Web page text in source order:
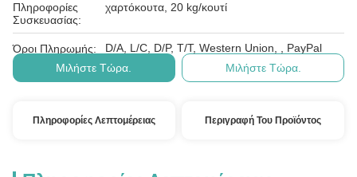
Πληροφορίες
Συσκευασίας:
χαρτόκουτα, 20 kg/κουτί
Όροι Πληρωμής:
D/A, L/C, D/P, T/T, Western Union, , PayPal
Μιλήστε Τώρα.
Μιλήστε Τώρα.
Πληροφορίες Λεπτομέρειας Περιγραφή Του Προϊόντος